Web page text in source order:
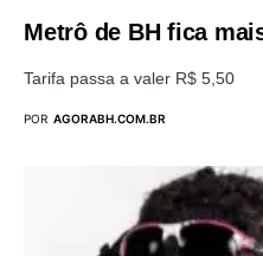
Metrô de BH fica
Tarifa passa a valer R$ 5,50
POR AGORABH.COM.BR